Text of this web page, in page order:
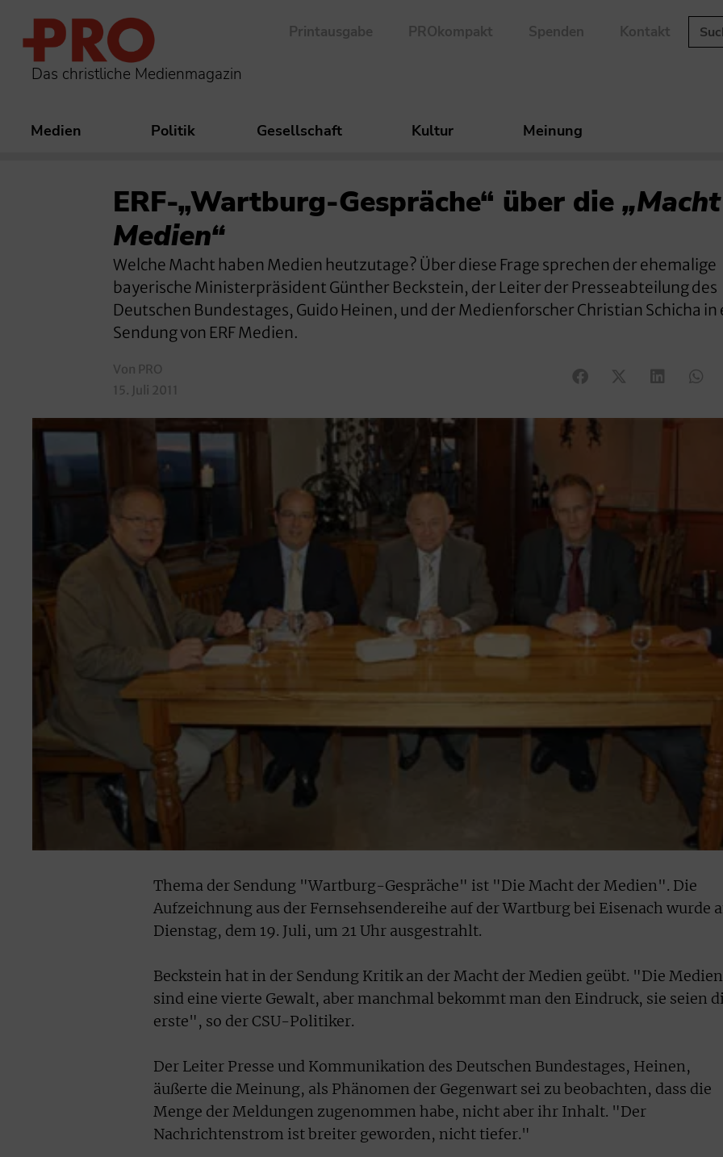
Das christliche Medienmagazin
Printausgabe PROkompakt Spenden Kontakt
Medien Politik Gesellschaft Kultur Meinung
ERF-„Wartburg-Gespräche“ über die
Medien“
Welche Macht haben Medien heutzutage? Über diese Frage sprechen der ehemalige
bayerische Ministerpräsident Günther Beckstein, der Leiter der Presseabteilung des
Deutschen Bundestages, Guido Heinen, und der Medienforscher Christian Schicha in
Sendung von ERF Medien.
Von PRO
15. Juli 2011
Thema der Sendung "Wartburg-Gespräche" ist "Die Macht der Medien". Die
Aufzeichnung aus der Fernsehsendereihe auf der Wartburg bei Eisenach wurde
Dienstag, dem 19. Juli, um 21 Uhr ausgestrahlt.
Beckstein hat in der Sendung Kritik an der Macht der Medien geübt. "Die Medien
sind eine vierte Gewalt, aber manchmal bekommt man den Eindruck, sie seien
erste", so der CSU-Politiker.
Der Leiter Presse und Kommunikation des Deutschen Bundestages, Heinen,
äußerte die Meinung, als Phänomen der Gegenwart sei zu beobachten, dass die
Menge der Meldungen zugenommen habe, nicht aber ihr Inhalt. "Der
Nachrichtenstrom ist breiter geworden, nicht tiefer."